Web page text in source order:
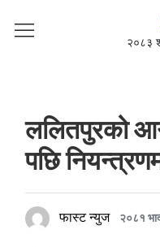
२०८३
ललितपुरको
पछि
फास्ट न्युज २०८१